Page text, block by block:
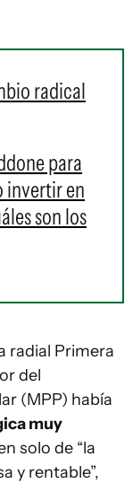
radical
para
invertir en
son los
radial Primera
del
(MPP) había
muy
solo de “la
y rentable”,